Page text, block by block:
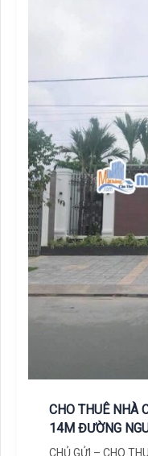
CHO THUÊ NHÀ
14M ĐƯỜNG
CHỦ GỬI – CHO